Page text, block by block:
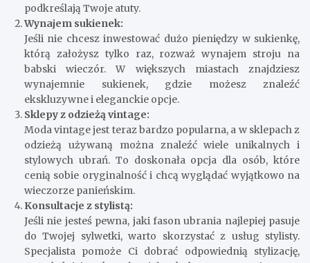
podkreślają Twoje atuty.
Wynajem sukienek:
Jeśli nie chcesz inwestować dużo pieniędzy w sukienkę,
którą założysz tylko raz, rozważ wynajem stroju na
babski wieczór. W większych miastach znajdziesz
wynajemnie sukienek, gdzie możesz znaleźć
ekskluzywne i eleganckie opcje.
Sklepy z odzieżą vintage:
Moda vintage jest teraz bardzo popularna, a w sklepach z
odzieżą używaną można znaleźć wiele unikalnych i
stylowych ubrań. To doskonała opcja dla osób, które
cenią sobie oryginalność i chcą wyglądać wyjątkowo na
wieczorze panieńskim.
Konsultacje z stylistą:
Jeśli nie jesteś pewna, jaki fason ubrania najlepiej pasuje
do Twojej sylwetki, warto skorzystać z usług stylisty.
Specjalista pomoże Ci dobrać odpowiednią stylizację,